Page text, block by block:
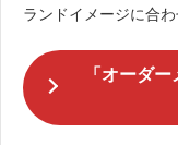
ランドイメージに合
「オーダ